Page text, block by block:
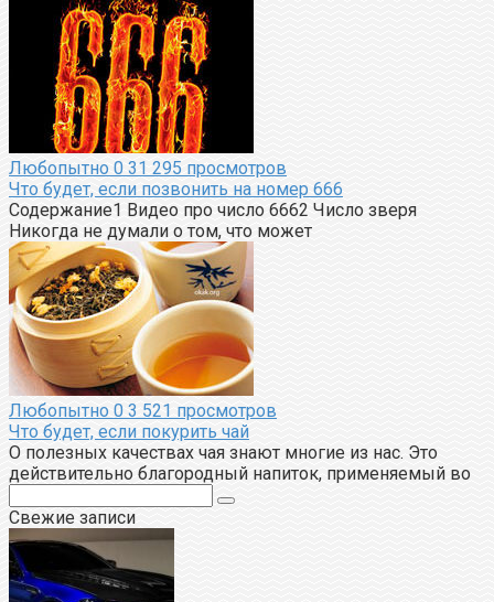
Любопытно 0 31 295 просмотров
Что будет, если позвонить на номер 666
Содержание1 Видео про число 6662 Число зверя
Никогда не думали о том, что может
Любопытно 0 3 521 просмотров
Что будет, если покурить чай
О полезных качествах чая знают многие из нас. Это
действительно благородный напиток, применяемый во
Свежие записи